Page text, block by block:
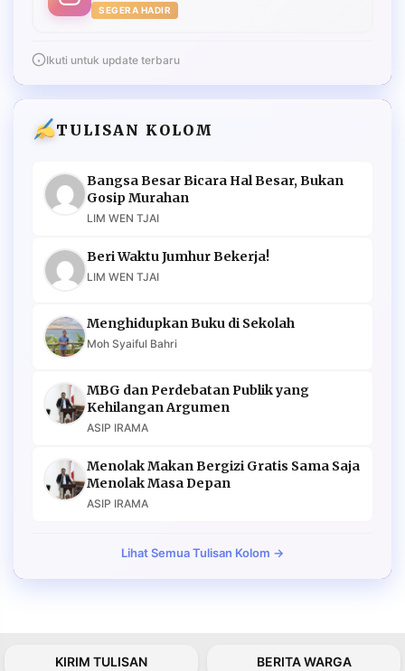
SEGERA HADIR
Ikuti untuk update terbaru
TULISAN KOLOM
Bangsa Besar Bicara Hal Besar, Bukan
Gosip Murahan
LIM WEN TJAI
Beri Waktu Jumhur Bekerja!
LIM WEN TJAI
Menghidupkan Buku di Sekolah
Moh Syaiful Bahri
MBG dan Perdebatan Publik yang
Kehilangan Argumen
ASIP IRAMA
Menolak Makan Bergizi Gratis Sama Saja
Menolak Masa Depan
ASIP IRAMA
Lihat Semua Tulisan Kolom →
KIRIM TULISAN BERITA WARGA